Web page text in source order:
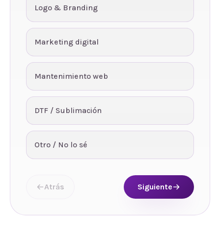
Logo & Branding
Marketing digital
Mantenimiento web
DTF / Sublimación
Otro / No lo sé
Atrás Siguiente